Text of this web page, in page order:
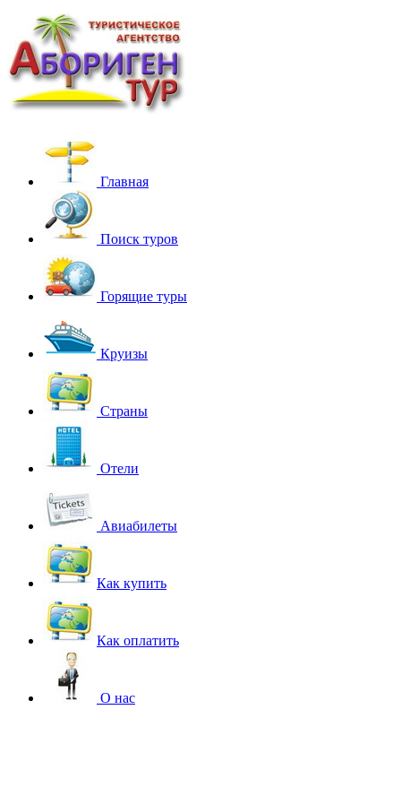
Главная
Поиск туров
Горящие туры
Круизы
Страны
Отели
Авиабилеты
Как купить
Как оплатить
О нас